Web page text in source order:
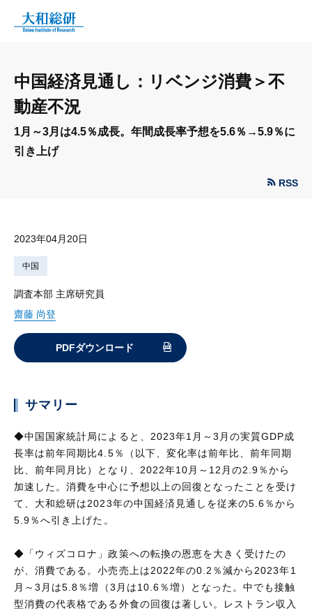
中国経済見通し：リベンジ消費＞不
動産不況
1月～3月は4.5％成長。年間成長率予想を5.6％→5.9％に
引き上げ
RSS
2023年04月20日
中国
調査本部 主席研究員
齋藤 尚登
PDFダウンロード
サマリー
◆中国国家統計局によると、2023年1月～3月の実質GDP成
長率は前年同期比4.5％（以下、変化率は前年比、前年同期
比、前年同月比）となり、2022年10月～12月の2.9％から
加速した。消費を中心に予想以上の回復となったことを受け
て、大和総研は2023年の中国経済見通しを従来の5.6％から
5.9％へ引き上げた。
◆「ウィズコロナ」政策への転換の恩恵を大きく受けたの
が、消費である。小売売上は2022年の0.2％減から2023年1
月～3月は5.8％増（3月は10.6％増）となった。中でも接触
型消費の代表格である外食の回復は著しい。レストラン収入